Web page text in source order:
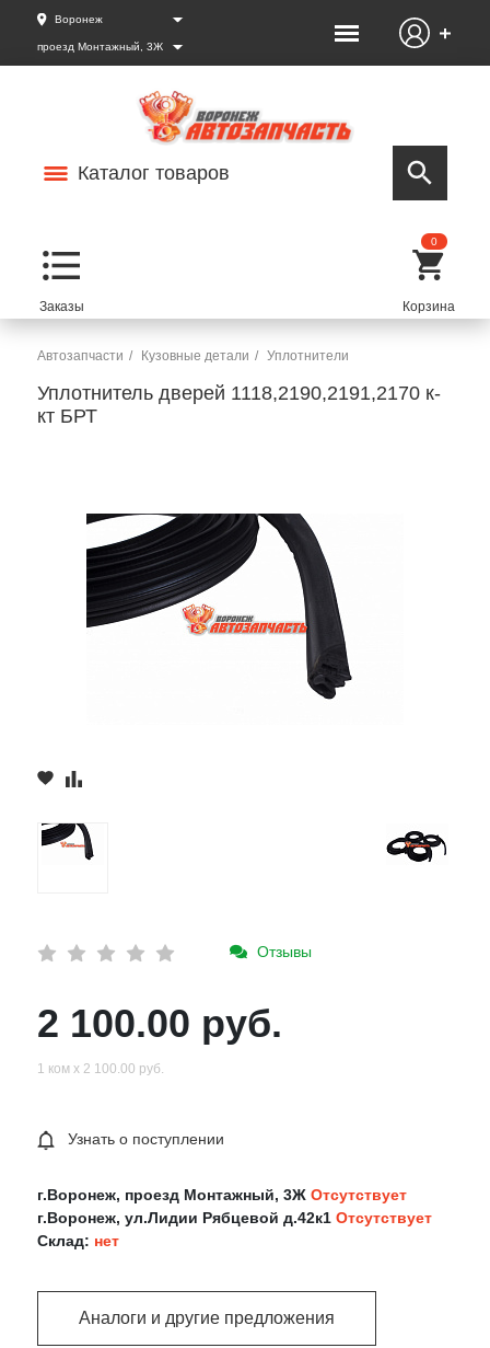
Воронеж
проезд Монтажный, 3Ж
Каталог товаров
0
Автозапчасти Кузовные детали Уплотнители
Уплотнитель дверей 1118,2190,2191,2170 к-
кт БРТ
Отзывы
2 100.00 руб.
1 ком х 2 100.00 руб.
Узнать о поступлении
г.Воронеж, проезд Монтажный, 3Ж Отсутствует
г.Воронеж, ул.Лидии Рябцевой д.42к1 Отсутствует
Склад: нет
Аналоги и другие предложения